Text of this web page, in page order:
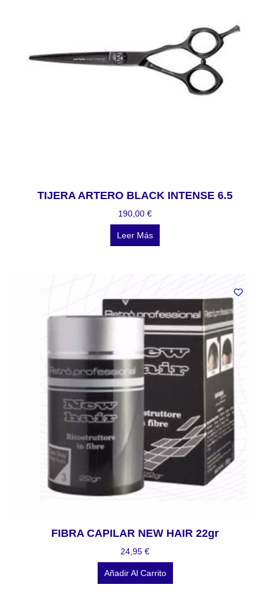
TIJERA ARTERO BLACK INTENSE 6.5
190,00 €
Leer Más
FIBRA CAPILAR NEW HAIR 22gr
24,95 €
Añadir Al Carrito